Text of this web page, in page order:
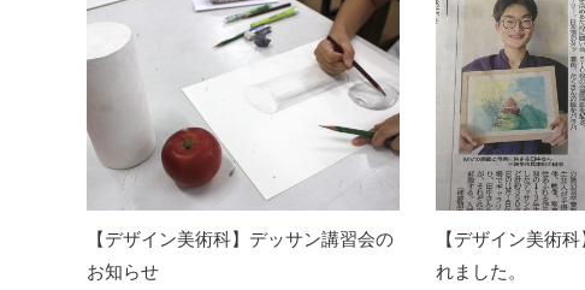
【デザイン美術科】デッサン講習会の
お知らせ
【デザイン美術
れました。